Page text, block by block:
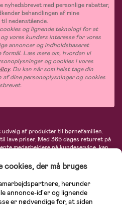
nyhedsbrevet med personlige rabatter,
behandlingen af mine
nedenstående.
og lignende teknologi for at
vores kunders interesse for vores
annoncer og indholdsbaseret
Læs mere om, hvordan vi
og cookies i vores
. Du kan når som helst tage din
af dine personoplysninger og cookies
af produkter til børnefamilien.
lave priser. Med 365 dages returret på
medarbejdere på kundeservice, kan
produkter til gravide og ammende
babyudstyr og meget mere. Vi
som Britax, Maxi-Cosi, Baby
Ergobaby, Phillips Avent, Neonate,
- et kæmpe sortiment venter på dig!
cookies, der må bruges
herunder
annonce-id'er og lignende
er nødvendige for, at siden